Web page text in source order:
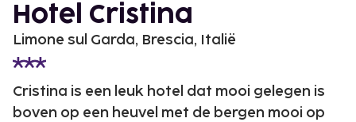
Hotel Cristina
Limone sul Garda, Brescia, Italië
Cristina is een leuk hotel dat mooi gelegen is
boven op een heuvel met de bergen mooi op